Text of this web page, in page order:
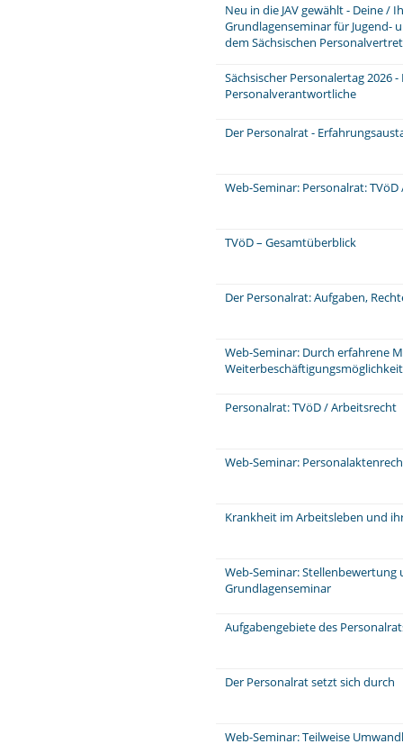
Neu in die JAV gewählt - Deine /
Grundlagenseminar für Jugend-
dem Sächsischen
Sächsischer Personalertag 2026
Personalverantwortliche
Der Personalrat -
Web-Seminar: Personalrat:
TVöD – Gesamtüberblick
Der Personalrat: Aufgaben,
Web-Seminar: Durch erfahrene
Personalrat: TVöD / Arbeitsrecht
Web-Seminar:
Krankheit im Arbeitsleben und
Web-Seminar: Stellenbewertung
Grundlagenseminar
Aufgabengebiete des
Der Personalrat setzt sich durch
Web-Seminar: Teilweise